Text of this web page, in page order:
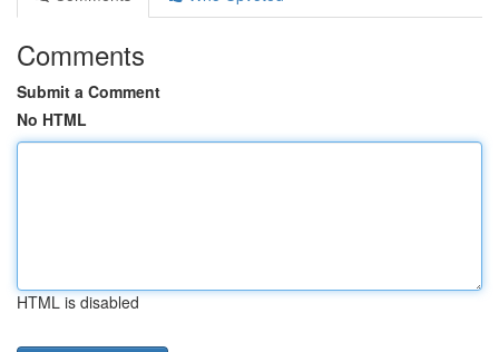
Comments
Submit a Comment
No HTML
HTML is disabled